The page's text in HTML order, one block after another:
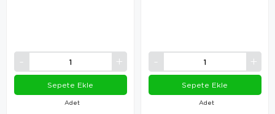
Adet
Sepete Ekle
Adet
Sepete Ekle